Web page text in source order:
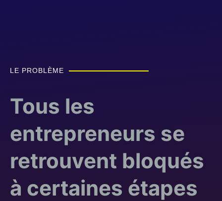
LE PROBLÈME
Tous les
entrepreneurs se
retrouvent bloqués
à certaines étapes